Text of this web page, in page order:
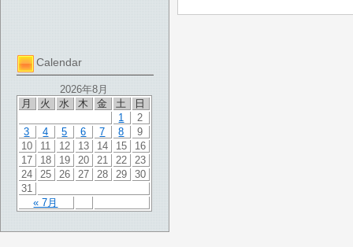
Calendar
2026年8月
月
火 水 木 金 土 日
« 7月
1
2
3
4 5 6 7 8
9
10
11 12 13 14 15
16
17
18 19 20 21 22
23
24
25 26 27 28 29
30
31